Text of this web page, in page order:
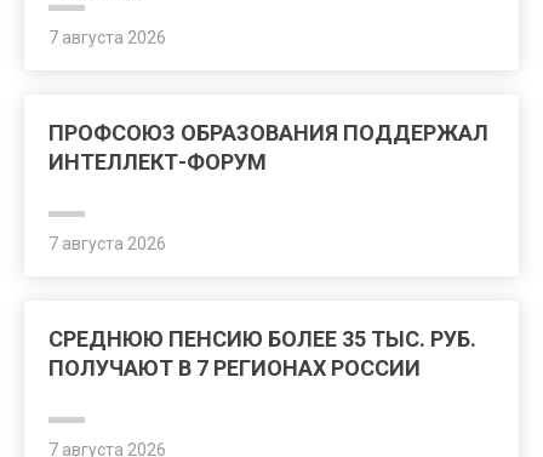
7 августа 2026
ПРОФСОЮЗ ОБРАЗОВАНИЯ ПОДДЕРЖАЛ
ИНТЕЛЛЕКТ-ФОРУМ
7 августа 2026
СРЕДНЮЮ ПЕНСИЮ БОЛЕЕ 35 ТЫС. РУБ.
ПОЛУЧАЮТ В 7 РЕГИОНАХ РОССИИ
7 августа 2026